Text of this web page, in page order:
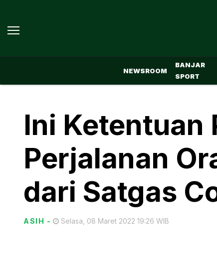
NEWSROOM
BANJAR
SPORT
Ini Ketentuan
Perjalanan
dari Satgas
ASIH - Selasa, 08 Maret 2022 19:26 WIB